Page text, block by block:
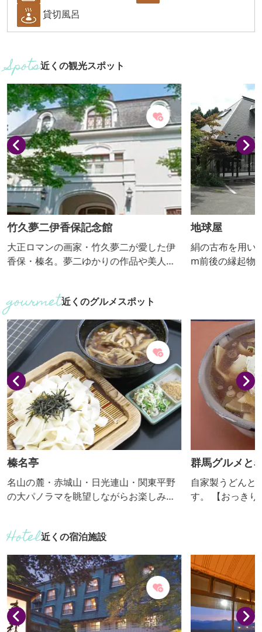
貸切風呂
近くの観光スポット
竹久夢二伊香保記念館
大正ロマンの画家・竹久夢二が愛した伊
香保・榛名。夢二ゆかりの作品や美人
地球屋
絹の古布を用い
m前後の縁起物
近くのグルメスポット
榛名亭
名山の麓・赤城山・日光連山・関東平野
の大パノラマを眺望しながらお楽しみく
群馬グルメと
自家製うどんと
す。 【おっ
近くの宿泊施設